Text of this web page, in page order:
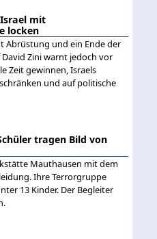
mit
locken
Abrüstung und ein Ende der
David Zini warnt jedoch vor
Zeit gewinnen, Israels
und auf politische
tragen Bild von
Mauthausen mit dem
Ihre Terrorgruppe
13 Kinder. Der Begleiter